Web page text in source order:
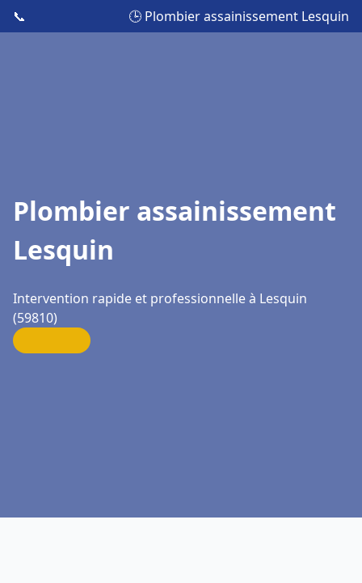
📞 🕒 Plombier assainissement Lesquin
Plombier assainissement
Lesquin
Intervention rapide et professionnelle à Lesquin
(59810)